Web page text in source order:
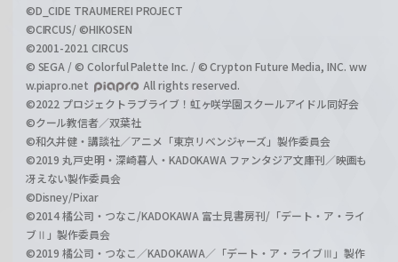
©D_CIDE TRAUMEREI PROJECT
©CIRCUS/ ©HIKOSEN
©2001-2021 CIRCUS
© SEGA / © Colorful Palette Inc. / © Crypton Future Media, INC. ww
w.piapro.net
All rights reserved.
©2022 プロジェクトラブライブ！虹ヶ咲学園スクールアイドル同好会
©クール教信者／双葉社
©和久井健・講談社／アニメ「東京リベンジャーズ」製作委員会
©2019 丸戸史明・深崎暮人・KADOKAWA ファンタジア文庫刊／映画も
冴えない製作委員会
©Disney/Pixar
©2014 橘公司・つなこ/KADOKAWA 富士見書房刊/「デート・ア・ライ
ブⅡ」製作委員会
©2019 橘公司・つなこ／KADOKAWA／「デート・ア・ライブⅢ」製作